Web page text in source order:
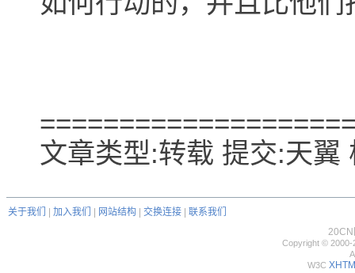
文章类型:转载 提交:天翼
关于我们 加入我们 网站结构 交换连接
联系我们
20CN
Copyright © 2000-
W3C